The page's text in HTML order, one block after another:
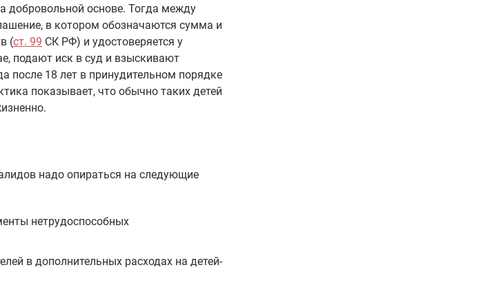
добровольной основе. Тогда между
в котором обозначаются сумма и
(ст. 99 СК РФ) и удостоверяется у
подают иск в суд и взыскивают
после 18 лет в принудительном порядке
показывает, что обычно таких детей
надо опираться на следующие
нетрудоспособных
в дополнительных расходах на детей-